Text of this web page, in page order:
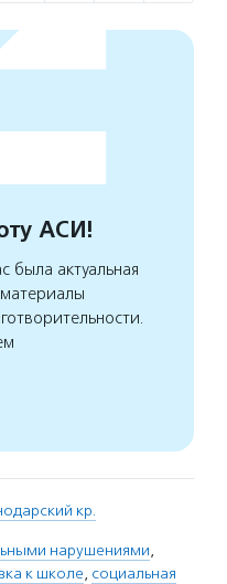
АСИ!
была актуальная
кр.
нарушениями,
к школе, социальная